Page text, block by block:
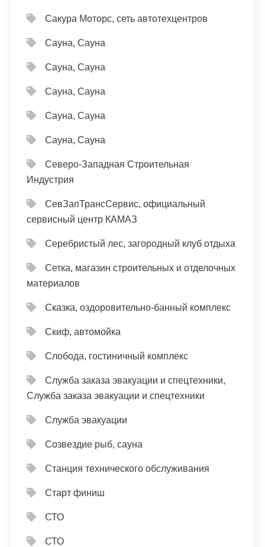
Сакура Моторс, сеть автотехцентров
Сауна, Сауна
Сауна, Сауна
Сауна, Сауна
Сауна, Сауна
Сауна, Сауна
Северо-Западная Строительная
Индустрия
СевЗапТрансСервис, официальный
сервисный центр КАМАЗ
Серебристый лес, загородный клуб отдыха
Сетка, магазин строительных и отделочных
материалов
Сказка, оздоровительно-банный комплекс
Скиф, автомойка
Слобода, гостиничный комплекс
Служба заказа эвакуации и спецтехники,
Служба заказа эвакуации и спецтехники
Служба эвакуации
Созвездие рыб, сауна
Станция технического обслуживания
Старт финиш
СТО
СТО